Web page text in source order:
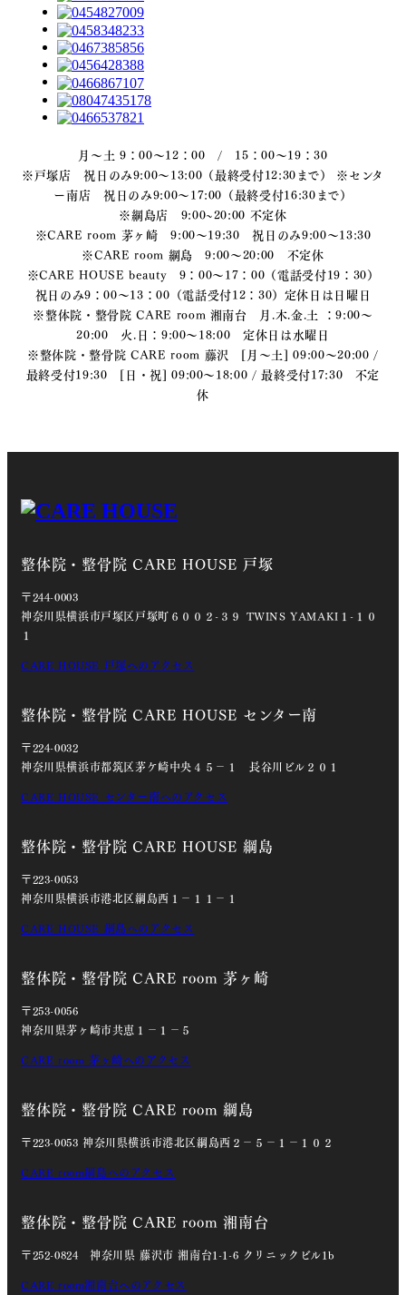
月～土 9：00～12：00 / 15：00～19：30
※戸塚店 祝日のみ9:00～13:00（最終受付12:30まで） ※センタ
ー南店 祝日のみ9:00～17:00（最終受付16:30まで）
※綱島店 9:00~20:00 不定休
※CARE room 茅ヶ崎 9:00～19:30 祝日のみ9:00～13:30
※CARE room 綱島 9:00～20:00 不定休
※CARE HOUSE beauty 9：00～17：00（電話受付19：30）
祝日のみ9：00～13：00（電話受付12：30）定休日は日曜日
※整体院・整骨院 CARE room 湘南台 月.木.金.土 ：9:00〜
20:00 火.日：9:00〜18:00 定休日は水曜日
※整体院・整骨院 CARE room 藤沢 [月～土] 09:00～20:00 /
最終受付19:30 [日・祝] 09:00～18:00 / 最終受付17:30 不定
休
整体院・整骨院 CARE HOUSE 戸塚
〒244-0003
神奈川県横浜市戸塚区戸塚町６００２-３９ TWINS YAMAKI１-１０
１
CARE HOUSE 戸塚へのアクセス
整体院・整骨院 CARE HOUSE センター南
〒224-0032
神奈川県横浜市都筑区茅ケ崎中央４５－１ 長谷川ビル２０１
CARE HOUSE センター南へのアクセス
整体院・整骨院 CARE HOUSE 綱島
〒223-0053
神奈川県横浜市港北区綱島西１－１１－１
CARE HOUSE 綱島へのアクセス
整体院・整骨院 CARE room 茅ヶ崎
〒253-0056
神奈川県茅ヶ崎市共恵１－１－５
CARE room 茅ヶ崎へのアクセス
整体院・整骨院 CARE room 綱島
〒223-0053 神奈川県横浜市港北区綱島西２－５－１－１０２
CARE room綱島へのアクセス
整体院・整骨院 CARE room 湘南台
〒252-0824 神奈川県 藤沢市 湘南台1-1-6 クリニックビル1b
CARE room湘南台へのアクセス